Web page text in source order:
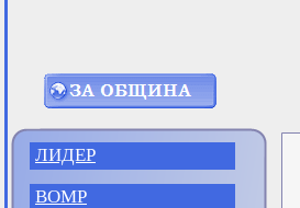
ЛИДЕР
ВОМР